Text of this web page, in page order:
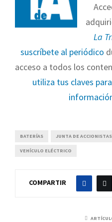
La
suscríbete al periódico
acceso a todos los
utiliza tus claves
BATERÍAS JUNTA DE ACCIONISTAS
VEHÍCULO ELÉCTRICO
COMPARTIR